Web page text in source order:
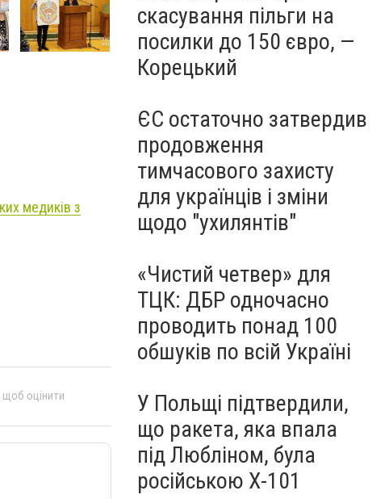
медиків з
щоб оцінити
скасування пільги на
посилки до 150 євро, —
Корецький
ЄС остаточно затвердив
продовження
тимчасового захисту
для українців і зміни
щодо "ухилянтів"
«Чистий четвер» для
ТЦК: ДБР одночасно
проводить понад 100
обшуків по всій Україні
У Польщі підтвердили,
що ракета, яка впала
під Любліном, була
російською Х-101